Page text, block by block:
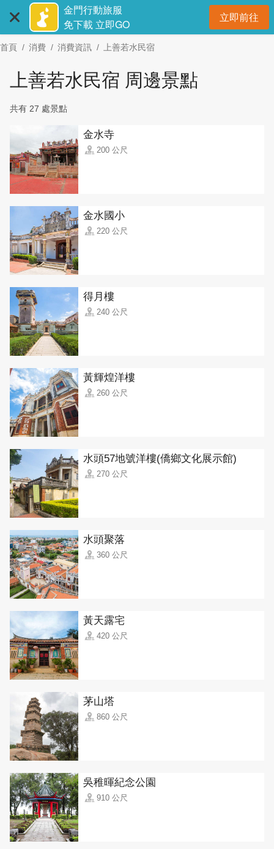
主
要
金門行動旅服
免下載 立即GO
立即前往開
首頁 消費 消費資訊 上善若水民宿
上善若水民宿 周邊景點
共有 27 處景點
金水寺
200 公尺
金水國小
220 公尺
得月樓
240 公尺
黃輝煌洋樓
260 公尺
水頭57地號洋樓(僑鄉文化展示館)
270 公尺
水頭聚落
360 公尺
黃天露宅
420 公尺
茅山塔
860 公尺
吳稚暉紀念公園
910 公尺